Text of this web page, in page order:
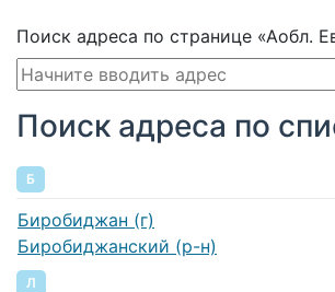
Поиск адреса по странице «Аобл.
Поиск адреса по
Б
Биробиджан (г)
Биробиджанский (р-н)
Л